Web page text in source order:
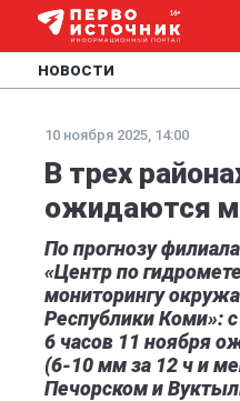
НОВОСТИ
10 ноября 2025, 14:00
В трех
ожидаются
По прогнозу
«Центр по
мониторингу
Республики Коми»:
6 часов 11 ноября
(6-10 мм за 12 ч и
Печорском и